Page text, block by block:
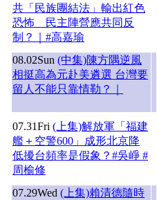
共「民族團結法」輸出紅色
恐怖 民主陣營應共同反
制？｜#高嘉瑜
08.02Sun (中集)陳方隅逆風
相挺高為元赴美遴選 台灣要
留人不能只靠情勒？｜
07.31Fri (上集)解放軍「福建
艦＋空警600」成形北京降
低擾台頻率是假象？#吳崢 #
周榆修
07.29Wed (上集)賴清德隨時